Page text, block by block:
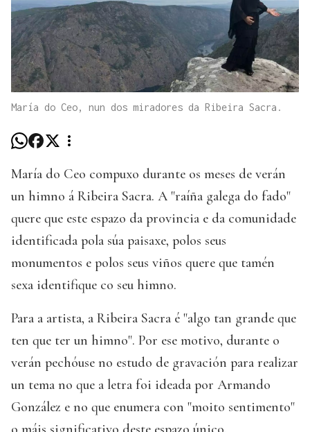
María do Ceo, nun dos miradores da Ribeira Sacra.
María do Ceo compuxo durante os meses de verán
un himno á Ribeira Sacra. A "raíña galega do fado"
quere que este espazo da provincia e da comunidade
identificada pola súa paisaxe, polos seus
monumentos e polos seus viños quere que tamén
sexa identifique co seu himno.
Para a artista, a Ribeira Sacra é "algo tan grande que
ten que ter un himno". Por ese motivo, durante o
verán pechóuse no estudo de gravación para realizar
un tema no que a letra foi ideada por Armando
González e no que enumera con "moito sentimento"